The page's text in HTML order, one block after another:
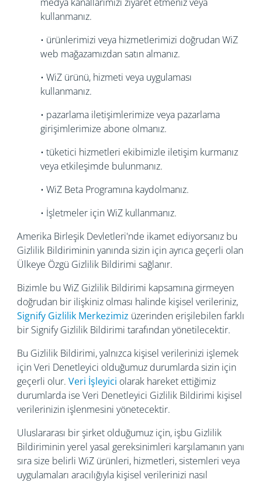
kullanmanız.
• ürünlerimizi veya hizmetlerimizi doğrudan WiZ
web mağazamızdan satın almanız.
• WiZ ürünü, hizmeti veya uygulaması
kullanmanız.
• pazarlama iletişimlerimize veya pazarlama
girişimlerimize abone olmanız.
• tüketici hizmetleri ekibimizle iletişim kurmanız
veya etkileşimde bulunmanız.
• WiZ Beta Programına kaydolmanız.
• İşletmeler için WiZ kullanmanız.
Amerika Birleşik Devletleri'nde ikamet ediyorsanız bu
Gizlilik Bildiriminin yanında sizin için ayrıca geçerli olan
Ülkeye Özgü Gizlilik Bildirimi sağlanır.
Bizimle bu WiZ Gizlilik Bildirimi kapsamına girmeyen
doğrudan bir ilişkiniz olması halinde kişisel verileriniz,
Signify Gizlilik Merkezimiz üzerinden erişilebilen farklı
bir Signify Gizlilik Bildirimi tarafından yönetilecektir.
Bu Gizlilik Bildirimi, yalnızca kişisel verilerinizi işlemek
için Veri Denetleyici olduğumuz durumlarda sizin için
geçerli olur. Veri İşleyici olarak hareket ettiğimiz
durumlarda ise Veri Denetleyici Gizlilik Bildirimi kişisel
verilerinizin işlenmesini yönetecektir.
Uluslararası bir şirket olduğumuz için, işbu Gizlilik
Bildiriminin yerel yasal gereksinimleri karşılamanın yanı
sıra size belirli WiZ ürünleri, hizmetleri, sistemleri veya
uygulamaları aracılığıyla kişisel verilerinizi nasıl